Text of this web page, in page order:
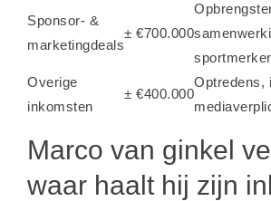
Sponsor- &
marketingdeals
± €700.000
Overige
inkomsten
± €400.000
Optredens,
Marco van ginkel
waar haalt hij zijn